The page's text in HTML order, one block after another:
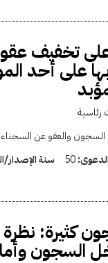
تخفيف
على أحد
رئاسية
السجون والعفو عن السجناء
50 سنة الإصدار/
كثيرة:
السجون